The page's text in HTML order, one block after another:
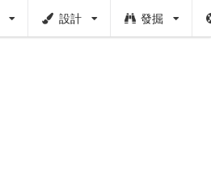
設計 發掘